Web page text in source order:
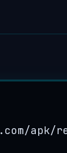
apk/